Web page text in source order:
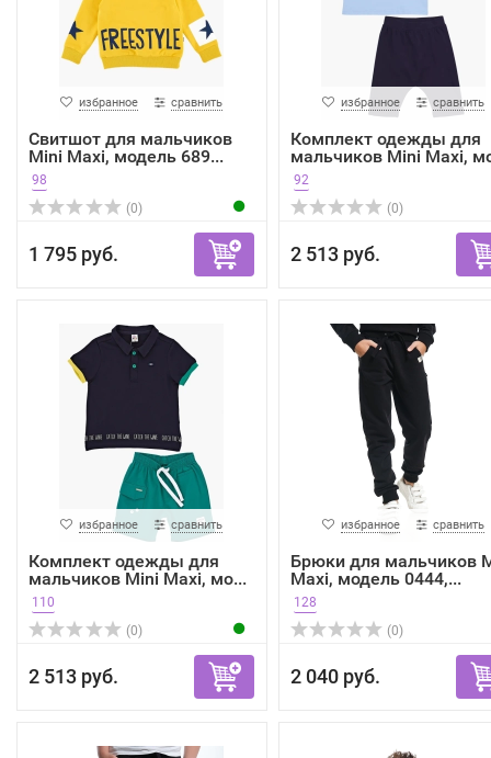
избранное сравнить
Свитшот для мальчиков
Mini Maxi, модель 689...
98
(0)
1 795 руб.
избранное сравнить
Комплект одежды для
мальчиков Mini Maxi,
92
(0)
2 513 руб.
избранное сравнить
Комплект одежды для
мальчиков Mini Maxi, мо...
110
(0)
2 513 руб.
избранное сравнить
Брюки для мальчиков
Maxi, модель 0444,...
128
(0)
2 040 руб.